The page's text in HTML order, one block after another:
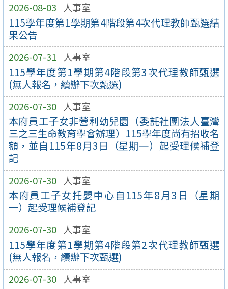
2026-08-03 人事室
115學年度第1學期第4階段第4次代理教師甄選結
果公告
2026-07-31 人事室
115學年度第1學期第4階段第3次代理教師甄選
(無人報名，續辦下次甄選)
2026-07-30 人事室
本府員工子女非營利幼兒園（委託社團法人臺灣
三之三生命教育學會辦理）115學年度尚有招收名
額，並自115年8月3日（星期一）起受理候補登
記
2026-07-30 人事室
本府員工子女托嬰中心自115年8月3日（星期
一）起受理候補登記
2026-07-30 人事室
115學年度第1學期第4階段第2次代理教師甄選
(無人報名，續辦下次甄選)
2026-07-30 人事室